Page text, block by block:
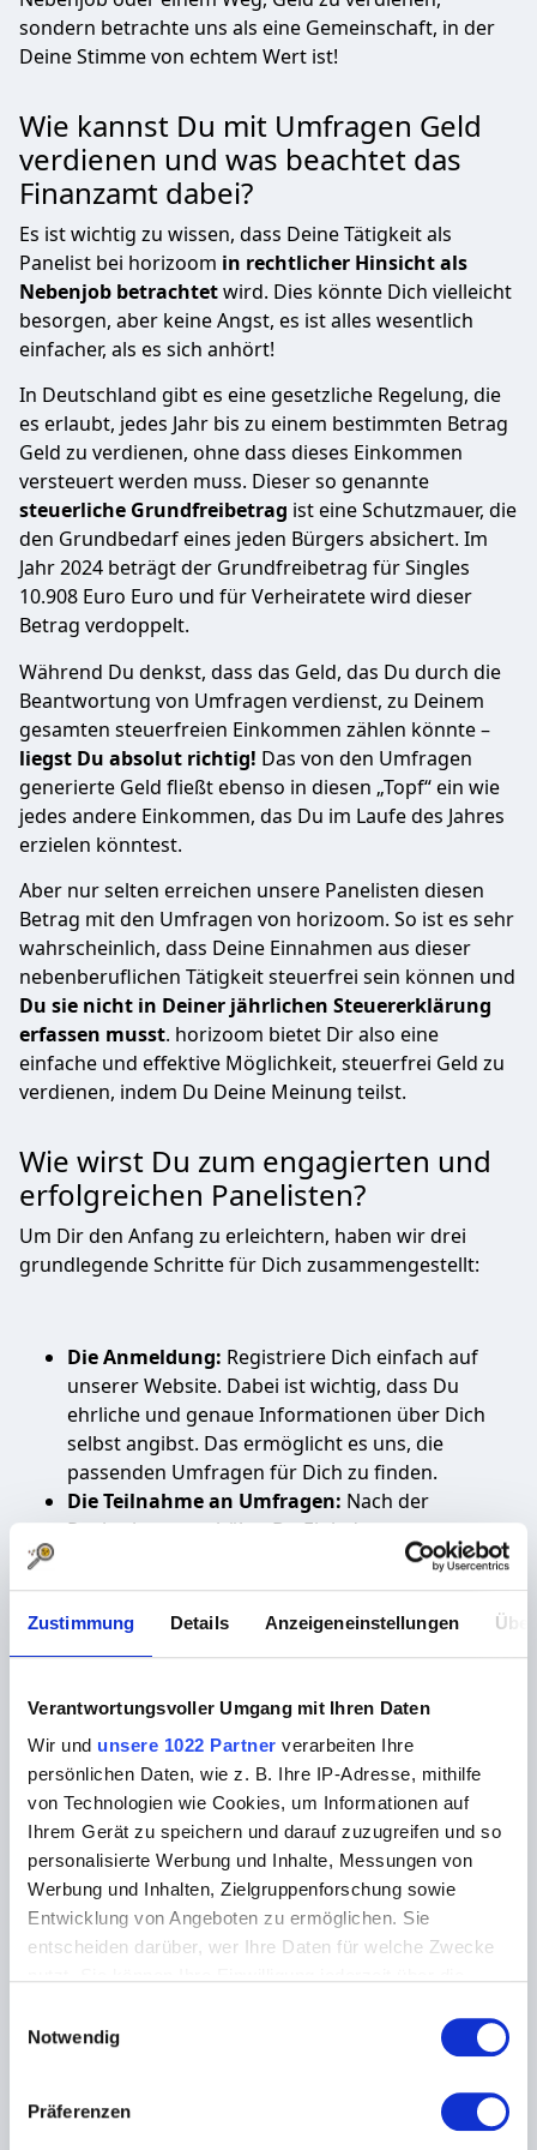
Zustimmung Details Anzeigeneinstellungen
Verantwortungsvoller Umgang mit Ihren Daten
Wir und unsere 1022 Partner verarbeiten Ihre
persönlichen Daten, wie z. B. Ihre IP-Adresse, mithilfe
von Technologien wie Cookies, um Informationen auf
Ihrem Gerät zu speichern und darauf zuzugreifen und so
personalisierte Werbung und Inhalte, Messungen von
Werbung und Inhalten, Zielgruppenforschung sowie
Entwicklung von Angeboten zu ermöglichen. Sie
entscheiden darüber, wer Ihre Daten für welche Zwecke
Trigger Symbol ändern oder widerrufen
Informationen über Ihre geografische Lage
Notwendig
Präferenzen
sondern betrachte uns als eine Gemeinschaft, in der
Deine Stimme von echtem Wert ist!
Wie kannst Du mit Umfragen Geld
verdienen und was beachtet das
Finanzamt dabei?
Es ist wichtig zu wissen, dass Deine Tätigkeit als
Panelist bei horizoom in rechtlicher Hinsicht als
Nebenjob betrachtetwird. Dies könnte Dich vielleicht
besorgen, aber keine Angst, es ist alles wesentlich
einfacher, als es sich anhört!
In Deutschland gibt es eine gesetzliche Regelung, die
es erlaubt, jedes Jahr bis zu einem bestimmten Betrag
Geld zu verdienen, ohne dass dieses Einkommen
versteuert werden muss. Dieser so genannte
steuerliche Grundfreibetrag ist eine Schutzmauer, die
den Grundbedarf eines jeden Bürgers absichert. Im
Jahr 2024 beträgt der Grundfreibetrag für Singles
10.908 Euro Euro und für Verheiratete wird dieser
Betrag verdoppelt.
Während Du denkst, dass das Geld, das Du durch die
Beantwortung von Umfragen verdienst, zu Deinem
gesamten steuerfreien Einkommen zählen könnte –
liegst Du absolut richtig! Das von den Umfragen
generierte Geld fließt ebenso in diesen „Topf“ ein wie
jedes andere Einkommen, das Du im Laufe des Jahres
erzielen könntest.
Aber nur selten erreichen unsere Panelisten diesen
Betrag mit den Umfragen von horizoom. So ist es sehr
wahrscheinlich, dass Deine Einnahmen aus dieser
nebenberuflichen Tätigkeit steuerfrei sein können und
Du sie nicht in Deiner jährlichen Steuererklärung
erfassen musst. horizoom bietet Dir also eine
einfache und effektive Möglichkeit, steuerfrei Geld zu
verdienen, indem Du Deine Meinung teilst.
Wie wirst Du zum engagierten und
erfolgreichen Panelisten?
Um Dir den Anfang zu erleichtern, haben wir drei
grundlegende Schritte für Dich zusammengestellt:
Die Anmeldung: Registriere Dich einfach auf
unserer Website. Dabei ist wichtig, dass Du
ehrliche und genaue Informationen über Dich
selbst angibst. Das ermöglicht es uns, die
passenden Umfragen für Dich zu finden.
Die Teilnahme an Umfragen: Nach der
Registrierung erhältst Du Einladungen zu
Umfragen per E-Mail. Die Themen der Umfragen
können recht vielfältig sein – von
Verbraucherverhalten, politischen Themen bis
ausgefüllter Umfrage gutgeschrieben.
Umfragen kannst Du Deinen Verdienst einlösen
in eine Bankübererweisung, Gutscheine oder
andere attraktive Prämien.
Finanzielle Aspekte und steuerliche
Überlegungen im Überblick
Der Grundfreibetrag, bis zu dessen Höhe das
Einkommen steuerfrei bleibt liegt bei 10.908 Euro für
zusammenveranlagte Ehepaare. Das bedeutet, dass
Einkommensteuer unterliegen
. Dieser Freibetrag soll
sicherstellen, dass das Existenzminimum steuerfrei